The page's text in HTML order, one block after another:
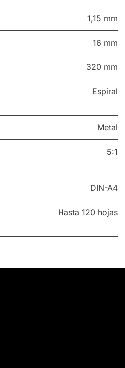
1,15 mm
16 mm
320 mm
Espiral
Metal
5:1
DIN-A4
Hasta 120 hojas